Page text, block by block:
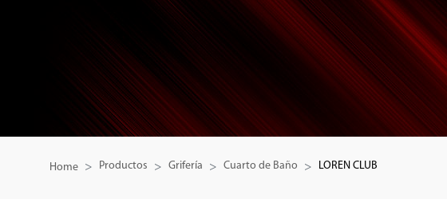
Home Productos Grifería Cuarto de Baño LOREN CLUB